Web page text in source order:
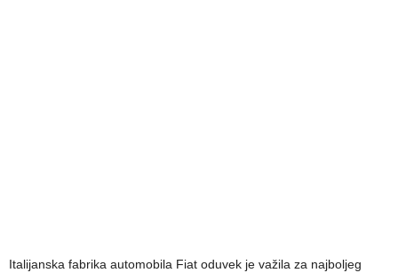
Italijanska fabrika automobila Fiat oduvek je važila za najboljeg